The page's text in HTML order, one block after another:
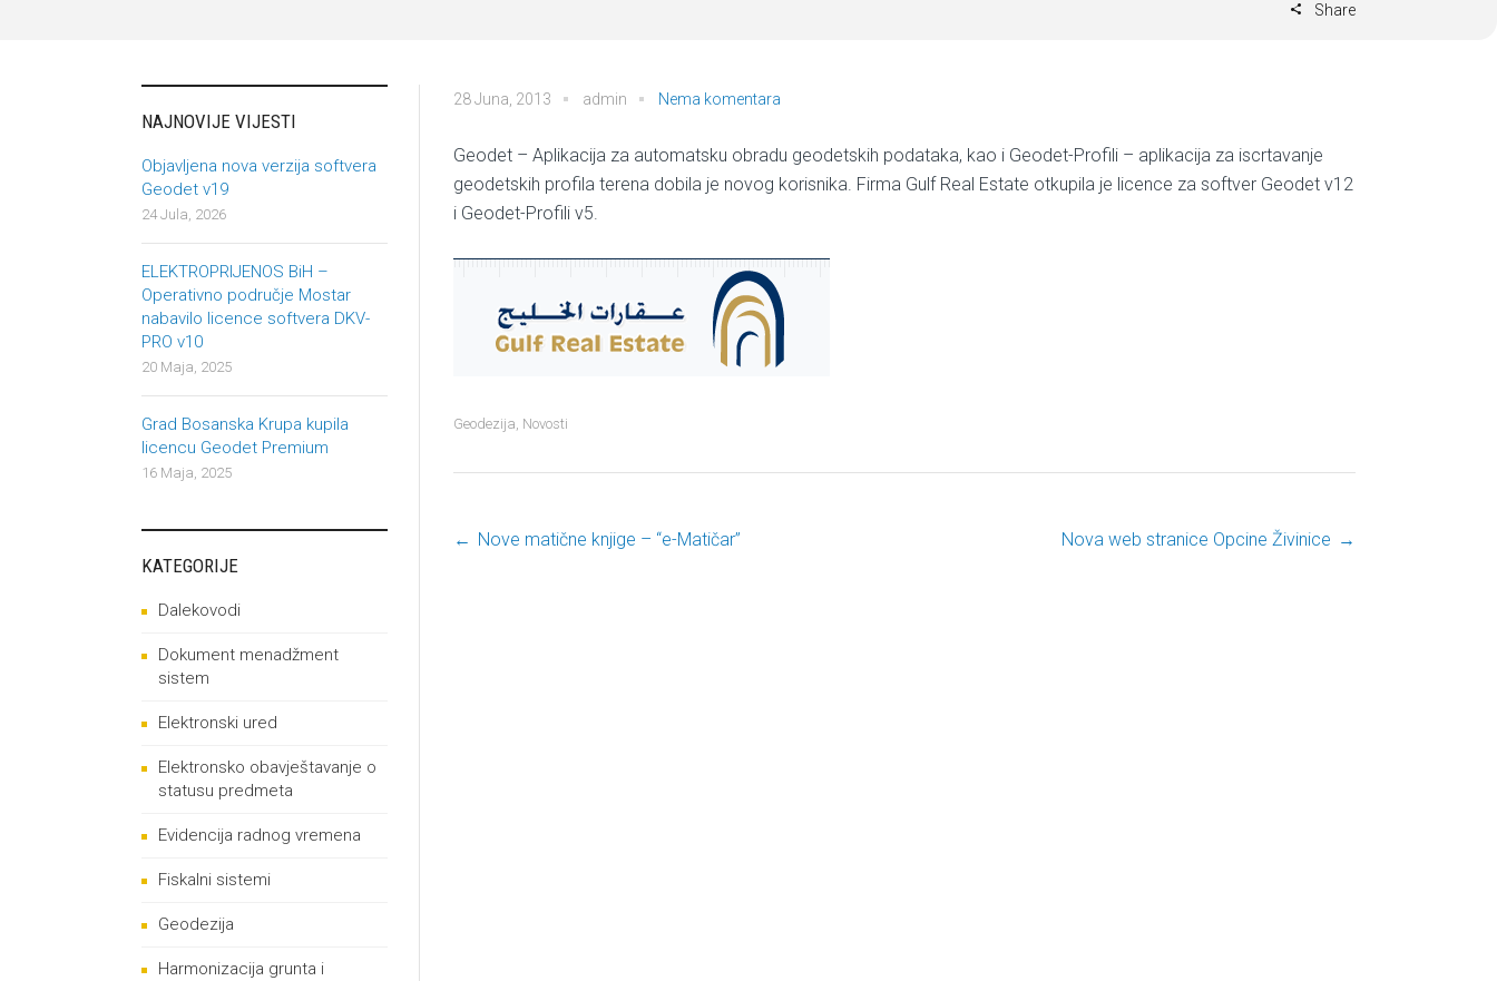
Share
28 Juna, 2013 admin Nema komentara
Geodet – Aplikacija za automatsku obradu geodetskih podataka, kao i Geodet-Profili – aplikacija za iscrtavanje
geodetskih profila terena dobila je novog korisnika. Firma Gulf Real Estate otkupila je licence za softver Geodet v12
i Geodet-Profili v5.
Geodezija, Novosti
Post navigation
← Nove matične knjige – “e-Matičar” Nova web stranice Opcine Živinice →
NAJNOVIJE VIJESTI
Objavljena nova verzija softvera
Geodet v19
24 Jula, 2026
ELEKTROPRIJENOS BiH –
Operativno područje Mostar
nabavilo licence softvera DKV-
PRO v10
20 Maja, 2025
Grad Bosanska Krupa kupila
licencu Geodet Premium
16 Maja, 2025
KATEGORIJE
Dalekovodi
Dokument menadžment
sistem
Elektronski ured
Elektronsko obavještavanje o
statusu predmeta
Evidencija radnog vremena
Fiskalni sistemi
Geodezija
Harmonizacija grunta i